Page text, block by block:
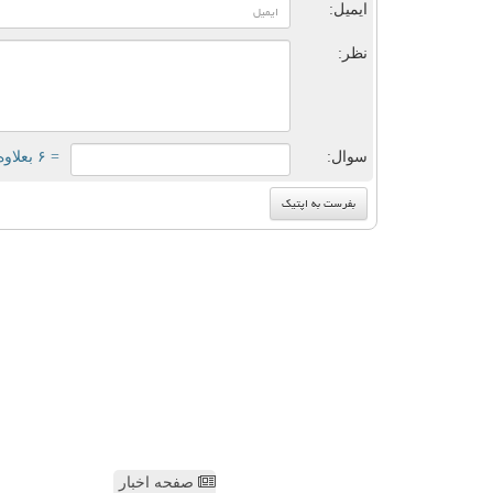
ایمیل:
نظر:
سوال: = ۶ بعلاوه ۲
صفحه اخبار